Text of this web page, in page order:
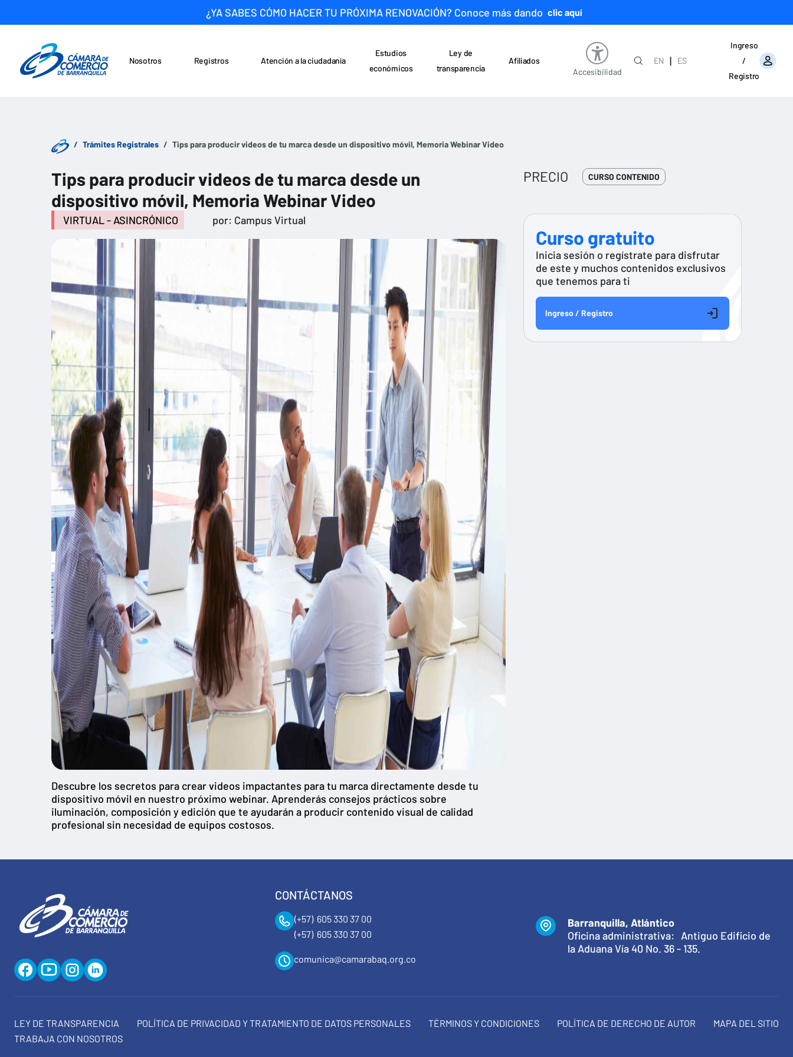
¿YA SABES CÓMO HACER TU PRÓXIMA RENOVACIÓN? Conoce más dando clic aquí
Nosotros Registros
Atención a la ciudadanía
Estudios
económicos
Ley de
transparencia
Afiliados
Accesibilidad
EN |
ES
Ingreso
/
Registro
Trámites Registrales Tips para producir videos de tu marca desde un dispositivo móvil, Memoria Webinar Video
Tips para producir videos de tu marca desde un
dispositivo móvil, Memoria Webinar Video
VIRTUAL - ASINCRÓNICO por: Campus Virtual
Descubre los secretos para crear videos impactantes para tu marca directamente desde tu
dispositivo móvil en nuestro próximo webinar. Aprenderás consejos prácticos sobre
iluminación, composición y edición que te ayudarán a producir contenido visual de calidad
profesional sin necesidad de equipos costosos.
PRECIO CURSO CONTENIDO
Curso gratuito
Inicia sesión o regístrate para disfrutar
de este y muchos contenidos exclusivos
que tenemos para ti
Ingreso / Registro
CONTÁCTANOS
(+57) 605 330 37 00
(+57) 605 330 37 00
comunica@camarabaq.org.co
Barranquilla, Atlántico
Oficina administrativa: Antiguo Edificio de
la Aduana Vía 40 No. 36 - 135.
LEY DE TRANSPARENCIA POLÍTICA DE PRIVACIDAD Y TRATAMIENTO DE DATOS PERSONALES TÉRMINOS Y CONDICIONES POLÍTICA DE DERECHO DE AUTOR
MAPA DEL SITIO
TRABAJA CON NOSOTROS